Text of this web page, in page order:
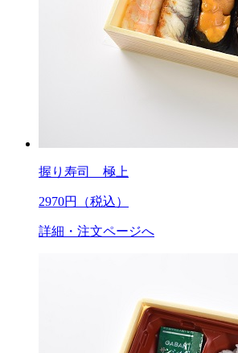
握り寿司 極上
2970円（税込）
詳細・注文ページへ